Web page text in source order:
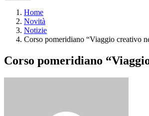
Home
Novità
Notizie
Corso pomeridiano “Viaggio creativo
Corso pomeridiano